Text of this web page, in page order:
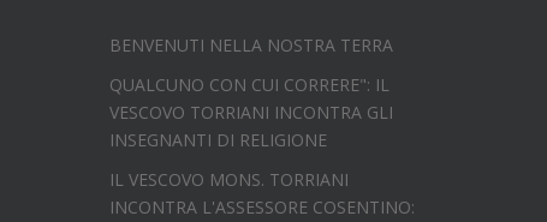
BENVENUTI NELLA NOSTRA TERRA
QUALCUNO CON CUI CORRERE": IL
VESCOVO TORRIANI INCONTRA GLI
INSEGNANTI DI RELIGIONE
IL VESCOVO MONS. TORRIANI
INCONTRA L'ASSESSORE COSENTINO: